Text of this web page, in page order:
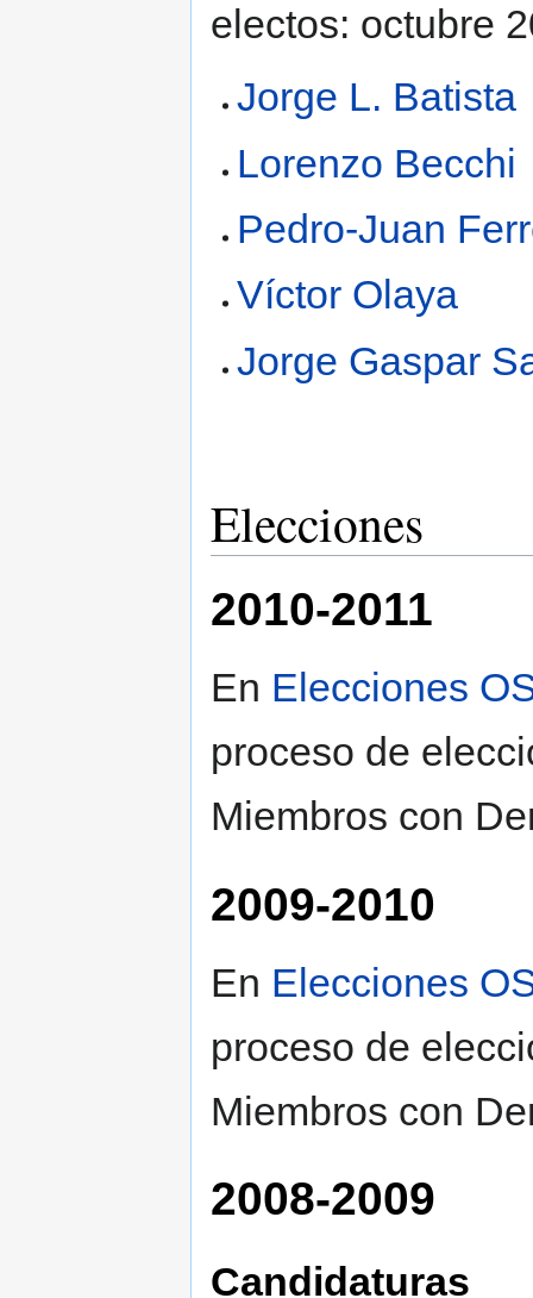
electos: octubre
Jorge L. Batista
Lorenzo Becchi
Pedro-Juan
Víctor Olaya
Jorge Gaspar
Elecciones
2010-2011
En Elecciones
proceso de
Miembros con
2009-2010
En Elecciones
proceso de
Miembros con
2008-2009
Candidaturas